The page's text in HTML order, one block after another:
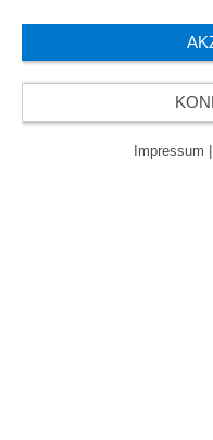
Impressum